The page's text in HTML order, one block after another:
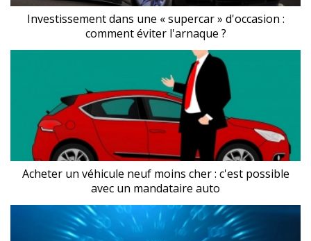
Investissement dans une « supercar » d'occasion :
comment éviter l'arnaque ?
Acheter un véhicule neuf moins cher : c'est possible
avec un mandataire auto